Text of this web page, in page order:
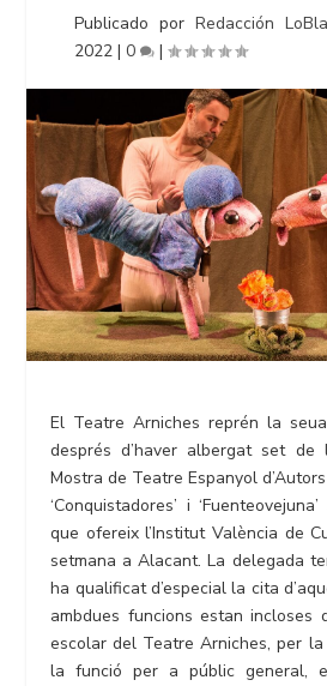
Publicado por Redacción
2022 |0 |
El Teatre Arniches reprén la
després d’haver albergat set
Mostra de Teatre Espanyol
‘Conquistadores’ i
que ofereix l’Institut València de
setmana a Alacant. La delegada
ha qualificat d’especial la cita
ambdues funcions estan incloses
escolar del Teatre Arniches, per
la funció per a públic general,